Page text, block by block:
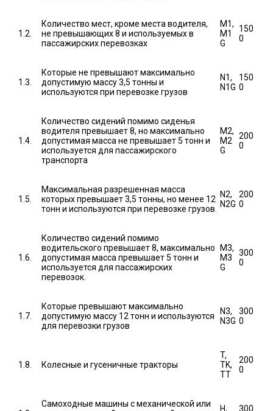
1.2.
Количество мест, кроме места водителя,
не превышающих 8 и используемых в
пассажирских перевозках
M1,
M1
G
150
0
1.3.
Которые не превышают максимально
допустимую массу 3,5 тонны и
используются при перевозке грузов
N1,
N1G
150
0
1.4.
Количество сидений помимо сиденья
водителя превышает 8, но максимально
допустимая масса не превышает 5 тонн и
используется для пассажирского
транспорта
M2,
M2
G
200
0
1.5.
Максимальная разрешенная масса
которых превышает 3,5 тонны, но менее 12
тонн и используются при перевозке грузов.
N2,
N2G
200
0
1.6.
Количество сидений помимо
водительского превышает 8, максимально
допустимая масса превышает 5 тонн и
используется для пассажирских
перевозок.
M3,
M3
G
300
0
1.7.
Которые превышают максимально
допустимую массу 12 тонн и используются
для перевозки грузов
N3,
N3G
300
0
1.8. Колесные и гусеничные тракторы
T,
TK,
TT
200
0
Самоходные машины с механической или
H, 300